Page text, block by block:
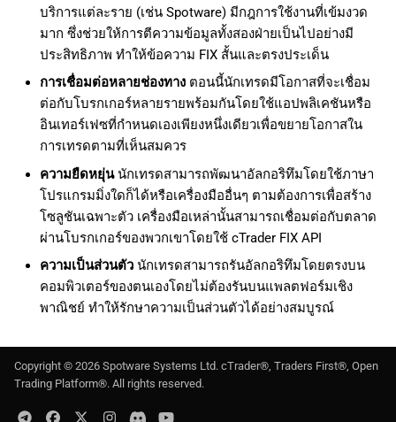
中文
日本語
Deutsch
Français
Polski
Русский
Türkçe
บริการแต่ละราย (เช่น Spotware) มีกฎการใช้งานที่เข้มงวด
มาก ซึ่งช่วยให้การตีความข้อมูลทั้งสองฝ่ายเป็นไปอย่างมี
ประสิทธิภาพ ทำให้ข้อความ FIX สั้นและตรงประเด็น
การเชื่อมต่อหลายช่องทางตอนนี้นักเทรดมีโอกาสที่จะเชื่อม
ต่อกับโบรกเกอร์หลายรายพร้อมกันโดยใช้แอปพลิเคชันหรือ
อินเทอร์เฟซที่กำหนดเองเพียงหนึ่งเดียวเพื่อขยายโอกาสใน
การเทรดตามที่เห็นสมควร
ความยืดหยุ่นนักเทรดสามารถพัฒนาอัลกอริทึมโดยใช้ภาษา
โปรแกรมมิ่งใดก็ได้หรือเครื่องมืออื่นๆ ตามต้องการเพื่อสร้าง
โซลูชันเฉพาะตัว เครื่องมือเหล่านั้นสามารถเชื่อมต่อกับตลาด
ผ่านโบรกเกอร์ของพวกเขาโดยใช้ cTrader FIX API
ความเป็นส่วนตัวนักเทรดสามารถรันอัลกอริทึมโดยตรงบน
คอมพิวเตอร์ของตนเองโดยไม่ต้องรันบนแพลตฟอร์มเชิง
พาณิชย์ ทำให้รักษาความเป็นส่วนตัวได้อย่างสมบูรณ์
Copyright © 2026 Spotware Systems Ltd. cTrader®, Traders First®, Open
Trading Platform®. All rights reserved.